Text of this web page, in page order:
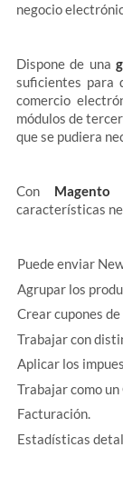
negocio
Dispone de una
suficientes para
comercio
módulos de
que se pudiera
Con Magento
características
Puede enviar
Agrupar los
Crear cupones
Trabajar con
Aplicar los
Trabajar como
Facturación.
Estadísticas